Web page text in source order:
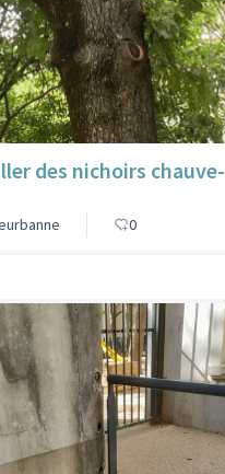
des nichoirs chauve-
0